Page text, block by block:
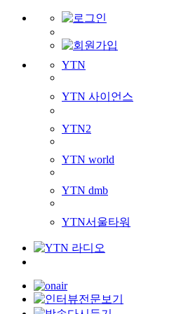
YTN
YTN 사이언스
YTN2
YTN world
YTN dmb
YTN서울타워